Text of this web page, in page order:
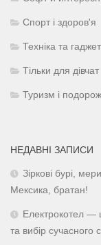
Спорт і здоров'я
Техніка та
Тільки для дівчат
Туризм і
НЕДАВНІ ЗАПИСИ
Зіркові бурі,
Мексика, братан!
Електрокотел —
та вибір сучасного